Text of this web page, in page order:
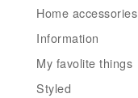
Home accessories
Information
My favolite things
Styled